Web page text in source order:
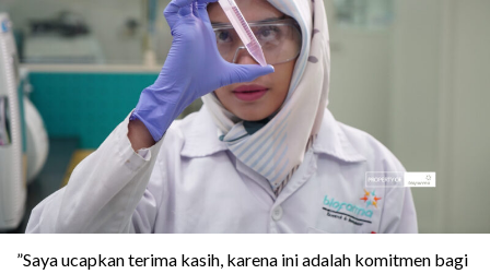
”Saya ucapkan terima kasih, karena ini adalah komitmen bagi